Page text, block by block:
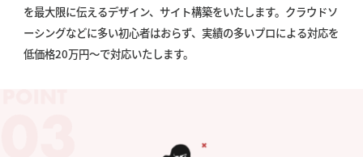
を最大限に伝えるデザイン、サイト構築をいたします。クラウドソ
ーシングなどに多い初心者はおらず、実績の多いプロによる対応を
低価格20万円〜で対応いたします。